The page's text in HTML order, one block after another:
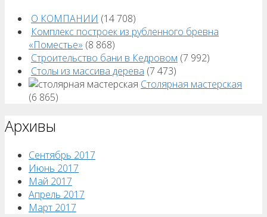
О КОМПАНИИ (14 708)
Комплекс построек из рубленного бревна
«Поместье» (8 868)
Строительство бани в Кедровом (7 992)
Столы из массива дерева (7 473)
Столярная мастерская
(6 865)
Архивы
Сентябрь 2017
Июнь 2017
Май 2017
Апрель 2017
Март 2017